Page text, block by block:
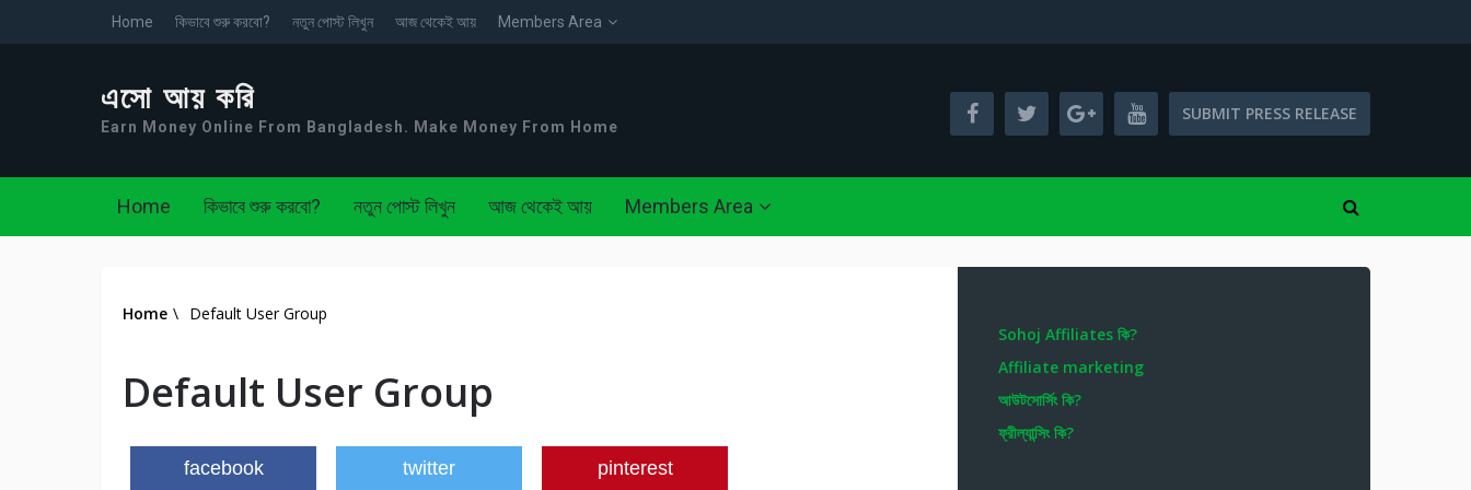
Home কিভাবে শুরু করবো? নতুন পোস্ট লিখুন আজ থেকেই আয় Members Area
এসো আয় করি
Earn Money Online From Bangladesh. Make Money From Home
SUBMIT PRESS RELEASE
Home কিভাবে শুরু করবো? নতুন পোস্ট লিখুন আজ থেকেই আয় Members Area
Home \ Default User Group
Default User Group
facebook twitter pinterest
Sohoj Affiliates কি?
Affiliate marketing
আউটসোর্সিং কি?
ফ্রীল্যান্সিং কি?